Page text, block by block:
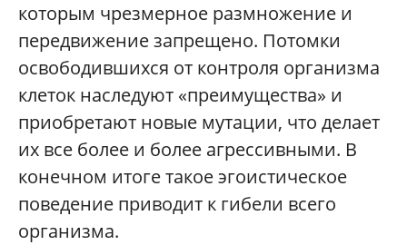
которым чрезмерное размножение и
передвижение запрещено. Потомки
освободившихся от контроля организма
клеток наследуют «преимущества» и
приобретают новые мутации, что делает
их все более и более агрессивными. В
конечном итоге такое эгоистическое
поведение приводит к гибели всего
организма.